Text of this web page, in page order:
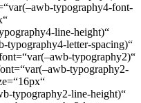
typography4-font-
line-height)“
typography4-letter-spacing)“
typography2)“
typography2-
typography2-line-height)“